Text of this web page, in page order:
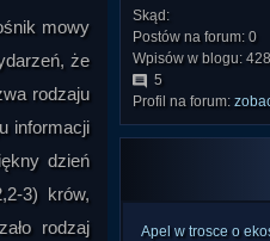
mowy
że
rodzaju
informacji
dzień
3) krów,
rodzaj
Skąd:
Postów na forum: 0
Wpisów w blogu: 428
5
Profil na forum:
Apel w trosce o